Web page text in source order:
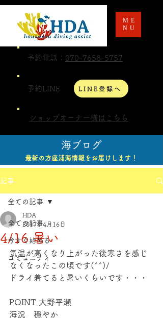
予約電話： 070-7658-5757
予約LINE LINE登録へ
ショップオーナー様はこちら
ME
NU
海ブログ
最新の方座浦海情報をお届けします！
記事
全ての記事
今すぐ始める
コミュニティ
全ての記事
4/16 暑い
HDA
2017年4月16日
気温が高くなり上がった後寒さを感じ
なくなったこの頃です(^^)/
ドライ着てると暑いくらいです・・・
POINT 大野平瀬
海況　穏やか